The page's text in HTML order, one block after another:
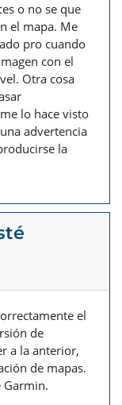
o no se que
el mapa. Me
pro cuando
con el
Otra cosa
lo hace visto
advertencia
la
el
de
a la anterior,
de mapas.
Garmin.